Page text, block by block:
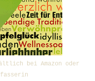
bei Amazon oder